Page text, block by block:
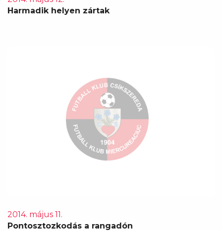
Harmadik helyen zártak
2014. május 11.
Pontosztozkodás a rangadón